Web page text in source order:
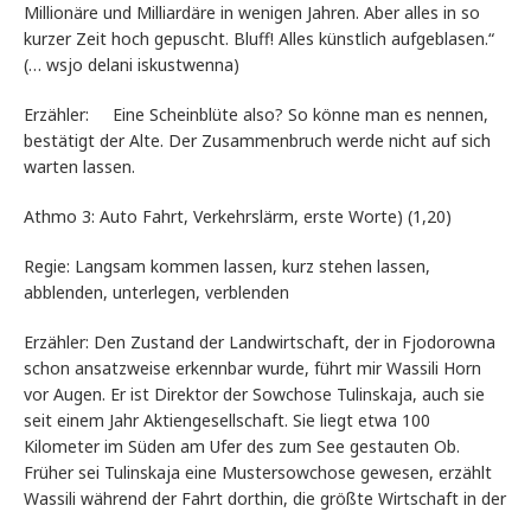
Millionäre und Milliardäre in wenigen Jahren. Aber alles in so
kurzer Zeit hoch gepuscht. Bluff! Alles künstlich aufgeblasen.“
(… wsjo delani iskustwenna)
Erzähler: Eine Scheinblüte also? So könne man es nennen,
bestätigt der Alte. Der Zusammenbruch werde nicht auf sich
warten lassen.
Athmo 3: Auto Fahrt, Verkehrslärm, erste Worte) (1,20)
Regie: Langsam kommen lassen, kurz stehen lassen,
abblenden, unterlegen, verblenden
Erzähler: Den Zustand der Landwirtschaft, der in Fjodorowna
schon ansatzweise erkennbar wurde, führt mir Wassili Horn
vor Augen. Er ist Direktor der Sowchose Tulinskaja, auch sie
seit einem Jahr Aktiengesellschaft. Sie liegt etwa 100
Kilometer im Süden am Ufer des zum See gestauten Ob.
Früher sei Tulinskaja eine Mustersowchose gewesen, erzählt
Wassili während der Fahrt dorthin, die größte Wirtschaft in der